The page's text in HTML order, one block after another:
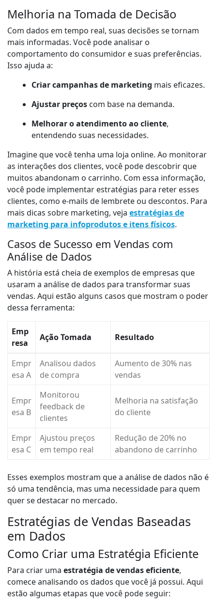
Melhoria na Tomada de Decisão
Com dados em tempo real, suas decisões se tornam
mais informadas. Você pode analisar o
comportamento do consumidor e suas preferências.
Isso ajuda a:
Criar campanhas de marketing mais eficazes.
Ajustar preços com base na demanda.
Melhorar o atendimento ao cliente,
entendendo suas necessidades.
Imagine que você tenha uma loja online. Ao monitorar
as interações dos clientes, você pode descobrir que
muitos abandonam o carrinho. Com essa informação,
você pode implementar estratégias para reter esses
clientes, como e-mails de lembrete ou descontos. Para
mais dicas sobre marketing, veja estratégias de
marketing para infoprodutos e itens físicos.
Casos de Sucesso em Vendas com
Análise de Dados
A história está cheia de exemplos de empresas que
usaram a análise de dados para transformar suas
vendas. Aqui estão alguns casos que mostram o poder
dessa ferramenta:
Emp
resa
Ação Tomada Resultado
Empr
esa A
Analisou dados
de compra
Aumento de 30% nas
vendas
Empr
esa B
Monitorou
feedback de
clientes
Melhoria na satisfação
do cliente
Empr
esa C
Ajustou preços
em tempo real
Redução de 20% no
abandono de carrinho
Esses exemplos mostram que a análise de dados não é
só uma tendência, mas uma necessidade para quem
quer se destacar no mercado.
Estratégias de Vendas Baseadas
em Dados
Como Criar uma Estratégia Eficiente
Para criar uma estratégia de vendas eficiente,
comece analisando os dados que você já possui. Aqui
estão algumas etapas que você pode seguir: